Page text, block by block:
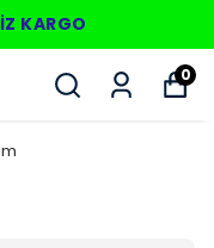
KARGO
0